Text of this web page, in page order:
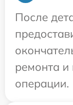
После
ремонта
операции.